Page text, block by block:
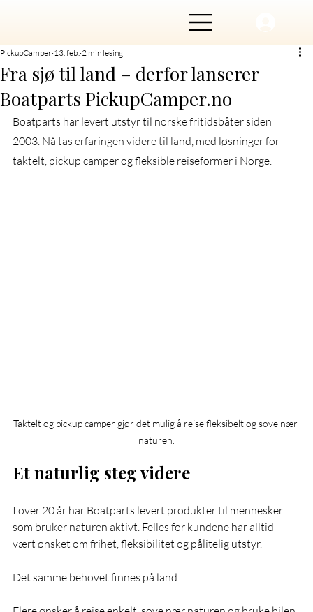
Fra sjø til land – derfor lanserer
Boatparts PickupCamper.no
PickupCamper 13. feb. 2 min lesing
Boatparts har levert utstyr til norske fritidsbåter siden
2003. Nå tas erfaringen videre til land, med løsninger for
taktelt, pickup camper og fleksible reiseformer i Norge.
Taktelt og pickup camper gjør det mulig å reise fleksibelt og sove nær
naturen.
Et naturlig steg videre
I over 20 år har Boatparts levert produkter til mennesker
som bruker naturen aktivt. Felles for kundene har alltid
vært ønsket om frihet, fleksibilitet og pålitelig utstyr.
Det samme behovet finnes på land.